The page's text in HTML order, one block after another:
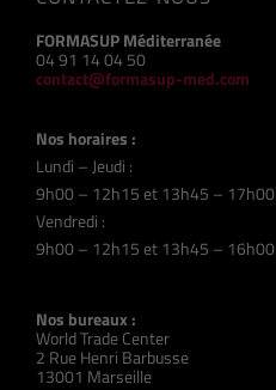
FORMASUP Méditerranée
04 91 14 04 50
contact@formasup-med.com
Nos horaires :
Lundi – Jeudi :
9h00 – 12h15 et 13h45 – 17h00
Vendredi :
9h00 – 12h15 et 13h45 – 16h00
Nos bureaux :
World Trade Center
2 Rue Henri Barbusse
13001 Marseille